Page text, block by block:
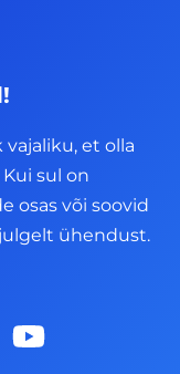
et olla
sul on
osas või soovid
ühendust.
Y
o